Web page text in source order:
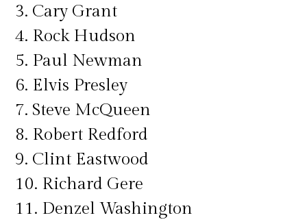
3. Cary Grant
4. Rock Hudson
5. Paul Newman
6. Elvis Presley
7. Steve McQueen
8. Robert Redford
9. Clint Eastwood
10. Richard Gere
11. Denzel Washington